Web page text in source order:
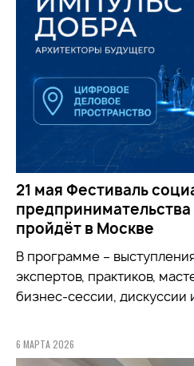
21 мая Фестиваль
пройдёт в Москве
В программе –
экспертов, практиков,
бизнес-сессии,
6 МАРТА 2026